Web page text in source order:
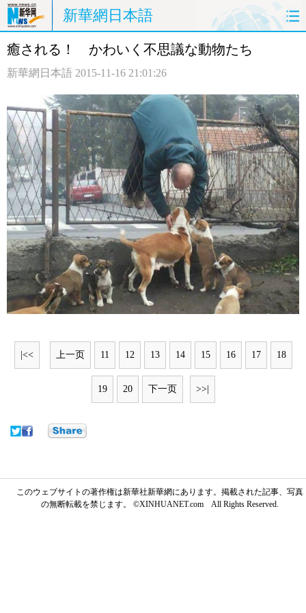
新華網日本語
ホームページ 政治 経済
観光 評論 写真
中日対訳
癒される！ かわいく不思議な動物たち
新華網日本語 2015-11-16 21:01:26
|<< 上一页 11 12 13 14 15 16 17 18
19 20 下一页 >>|
このウェブサイトの著作権は新華社新華網にあります。掲載された記事、写真
の無断転載を禁じます。 ©XINHUANET.com All Rights Reserved.